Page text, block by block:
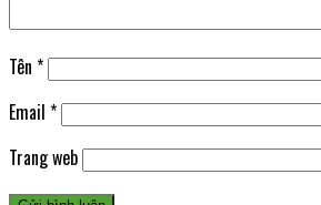
Tên *
Email *
Trang web